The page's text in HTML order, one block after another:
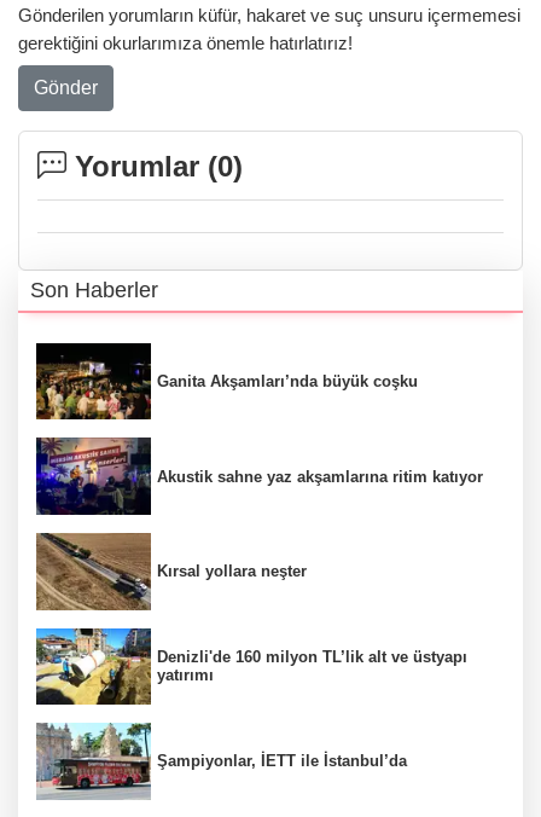
Gönderilen yorumların küfür, hakaret ve suç unsuru içermemesi
gerektiğini okurlarımıza önemle hatırlatırız!
Gönder
Yorumlar (0)
Son Haberler
Ganita Akşamları’nda büyük coşku
Akustik sahne yaz akşamlarına ritim katıyor
Kırsal yollara neşter
Denizli'de 160 milyon TL’lik alt ve üstyapı
yatırımı
Şampiyonlar, İETT ile İstanbul’da